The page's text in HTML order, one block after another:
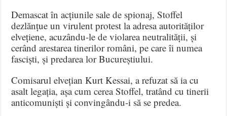
Demascat în acțiunile sale de spionaj, Stoffel
dezlănțue un virulent protest la adresa autorităților
elvețiene, acuzându-le de violarea neutralității, și
cerând arestarea tinerilor români, pe care îi numea
fasciști, și predarea lor Bucureștiului.
Comisarul elvețian Kurt Kessai, a refuzat să ia cu
asalt legația, așa cum cerea Stoffel, tratând cu tinerii
anticomuniști și convingându-i să se predea.